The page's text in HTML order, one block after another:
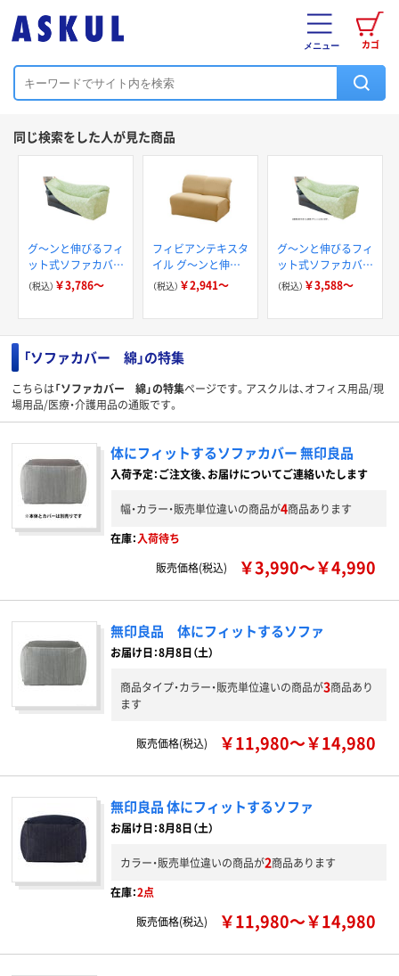
カゴ
メニュー
同じ検索をした人が見た商品
グ～ンと伸びるフィ
ット式ソファカバー
3人掛用
（税込） ￥3,786～
フィビアンテキスタ
イル グ～ンと伸び
るフィット式ソファ
カバー 肘付き 2人
（税込） ￥2,941～
グ～ンと伸びるフィ
ット式ソファカバー
2人掛用 幅350mm
奥行き400mm 高さ
（税込） ￥3,588～
「ソファカバー 綿」の特集
こちらは「ソファカバー 綿」の特集ページです。アスクルは、オフィス用品/現
場用品/医療・介護用品の通販です。
体にフィットするソファカバー 無印良品
入荷予定：ご注文後、お届けについてご連絡いたします
幅・カラー・販売単位違いの商品が4商品あります
在庫：入荷待ち
販売価格(税込)
￥3,990～￥4,990
無印良品 体にフィットするソファ
お届け日：8月8日（土）
商品タイプ・カラー・販売単位違いの商品が3商品あり
ます
販売価格(税込) ￥11,980～￥14,980
無印良品 体にフィットするソファ
お届け日：8月8日（土）
カラー・販売単位違いの商品が2商品あります
在庫：2点
販売価格(税込)
￥11,980～￥14,980